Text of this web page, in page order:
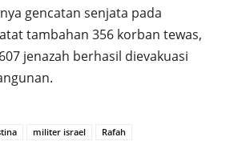
gencatan senjata pada
tambahan 356 korban tewas,
jenazah berhasil dievakuasi
militer israel Rafah